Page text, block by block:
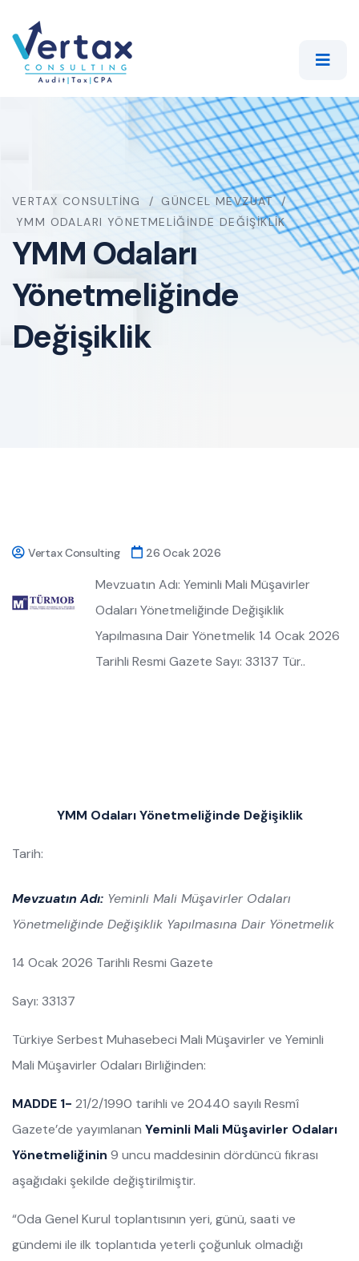
VERTAX CONSULTING
GÜNCEL MEVZUAT
YMM ODALARI YÖNETMELIĞINDE DEĞIŞIKLIK
YMM Odaları
Yönetmeliğinde
Değişiklik
Vertax Consulting 26 Ocak 2026
Mevzuatın Adı: Yeminli Mali Müşavirler
Odaları Yönetmeliğinde Değişiklik
Yapılmasına Dair Yönetmelik 14 Ocak 2026
Tarihli Resmi Gazete Sayı: 33137 Tür..
YMM Odaları Yönetmeliğinde Değişiklik
Tarih:
Mevzuatın Adı: Yeminli Mali Müşavirler Odaları
Yönetmeliğinde Değişiklik Yapılmasına Dair Yönetmelik
14 Ocak 2026 Tarihli Resmi Gazete
Sayı: 33137
Türkiye Serbest Muhasebeci Mali Müşavirler ve Yeminli
Mali Müşavirler Odaları Birliğinden:
MADDE 1- 21/2/1990 tarihli ve 20440 sayılı Resmî
Gazete’de yayımlanan Yeminli Mali Müşavirler Odaları
Yönetmeliğinin 9 uncu maddesinin dördüncü fıkrası
aşağıdaki şekilde değiştirilmiştir.
“Oda Genel Kurul toplantısının yeri, günü, saati ve
gündemi ile ilk toplantıda yeterli çoğunluk olmadığı